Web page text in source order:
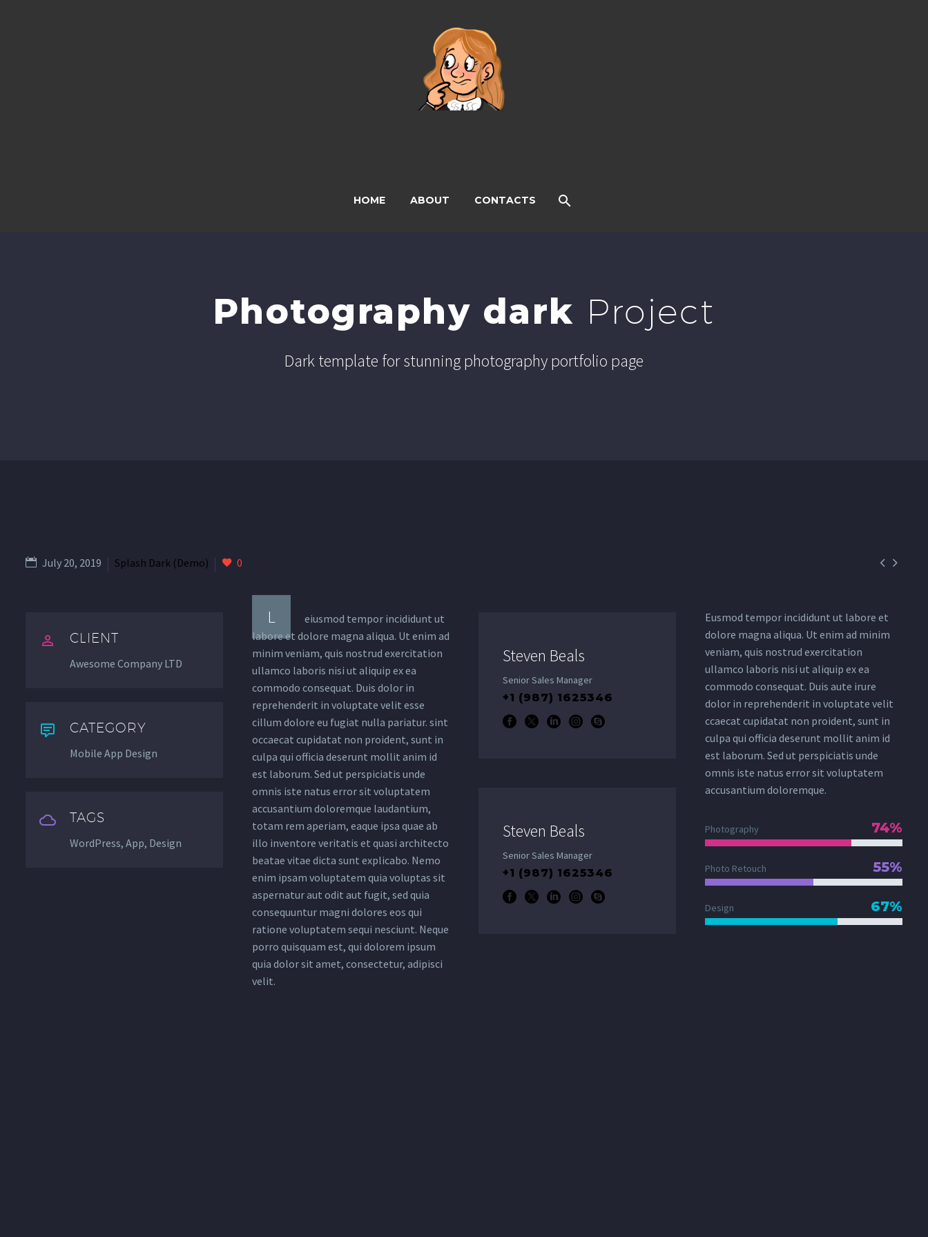
HOME ABOUT CONTACTS
Photography dark Project
Dark template for stunning photography portfolio page
 
July 20, 2019 Splash Dark (Demo) 0
CLIENT
Awesome Company LTD
CATEGORY
Mobile App Design
TAGS
WordPress, App, Design
L
eiusmod tempor incididunt ut
labore et dolore magna aliqua. Ut enim ad
minim veniam, quis nostrud exercitation
ullamco laboris nisi ut aliquip ex ea
commodo consequat. Duis dolor in
reprehenderit in voluptate velit esse
cillum dolore eu fugiat nulla pariatur. sint
occaecat cupidatat non proident, sunt in
culpa qui officia deserunt mollit anim id
est laborum. Sed ut perspiciatis unde
omnis iste natus error sit voluptatem
accusantium doloremque laudantium,
totam rem aperiam, eaque ipsa quae ab
illo inventore veritatis et quasi architecto
beatae vitae dicta sunt explicabo. Nemo
enim ipsam voluptatem quia voluptas sit
aspernatur aut odit aut fugit, sed quia
consequuntur magni dolores eos qui
ratione voluptatem sequi nesciunt. Neque
porro quisquam est, qui dolorem ipsum
quia dolor sit amet, consectetur, adipisci
velit.
Steven Beals
Senior Sales Manager
+1 (987) 1625346
Steven Beals
Senior Sales Manager
+1 (987) 1625346
Eusmod tempor incididunt ut labore et
dolore magna aliqua. Ut enim ad minim
veniam, quis nostrud exercitation
ullamco laboris nisi ut aliquip ex ea
commodo consequat. Duis aute irure
dolor in reprehenderit in voluptate velit
ccaecat cupidatat non proident, sunt in
culpa qui officia deserunt mollit anim id
est laborum. Sed ut perspiciatis unde
omnis iste natus error sit voluptatem
accusantium doloremque.
Photography 74%
Photo Retouch 55%
Design 67%